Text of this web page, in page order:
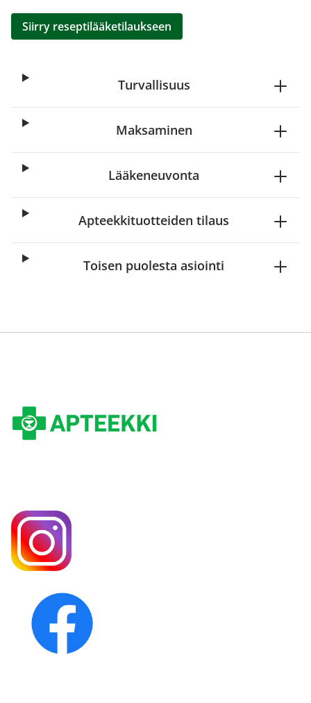
Siirry reseptilääketilaukseen
Turvallisuus
Maksaminen
Lääkeneuvonta
Apteekkituotteiden tilaus
Toisen puolesta asiointi